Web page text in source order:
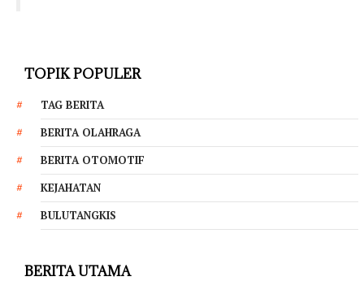
TOPIK POPULER
TAG BERITA
BERITA OLAHRAGA
BERITA OTOMOTIF
KEJAHATAN
BULUTANGKIS
BERITA UTAMA